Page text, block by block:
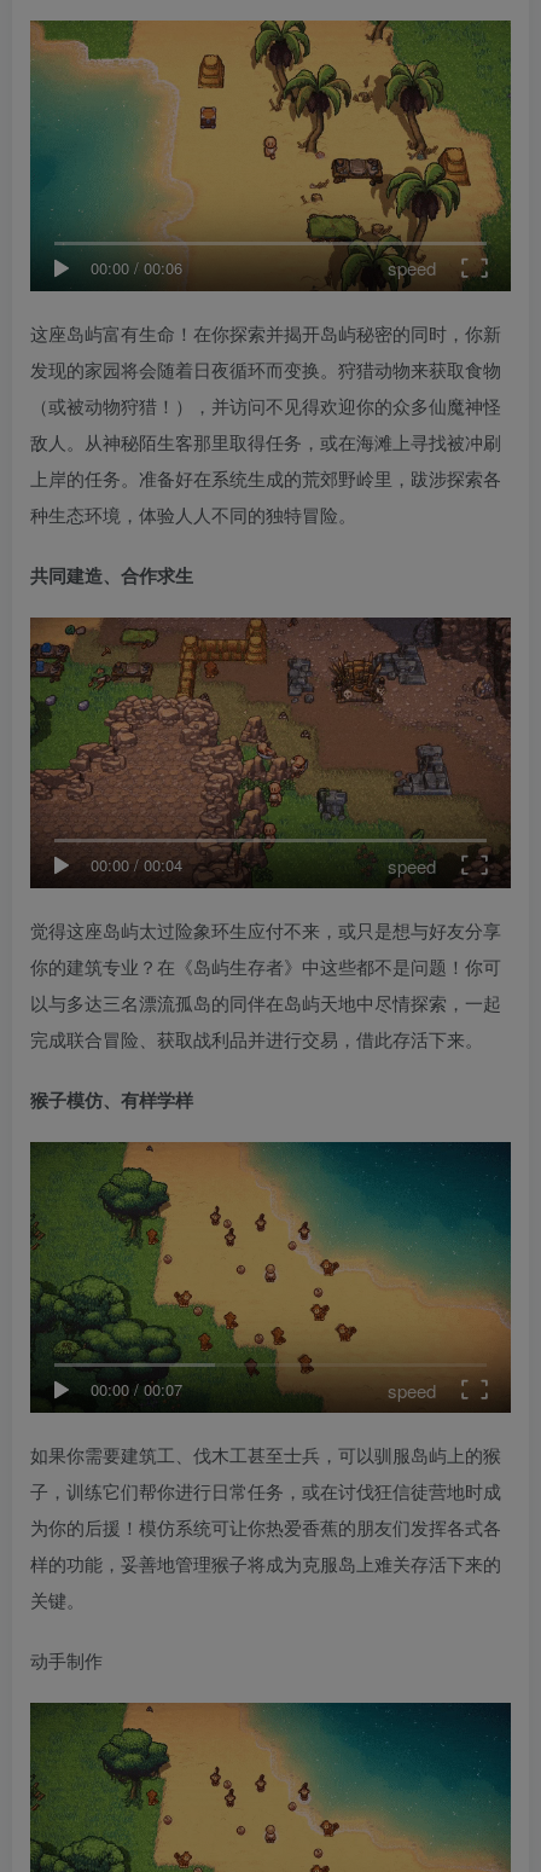
00:00 / 00:06 speed
这座岛屿富有生命！在你探索并揭开岛屿秘密的同时，你新
发现的家园将会随着日夜循环而变换。狩猎动物来获取食物
（或被动物狩猎！），并访问不见得欢迎你的众多仙魔神怪
敌人。从神秘陌生客那里取得任务，或在海滩上寻找被冲刷
上岸的任务。准备好在系统生成的荒郊野岭里，跋涉探索各
种生态环境，体验人人不同的独特冒险。
共同建造、合作求生
00:00/00:04 speed
觉得这座岛屿太过险象环生应付不来，或只是想与好友分享
你的建筑专业？在《岛屿生存者》中这些都不是问题！你可
以与多达三名漂流孤岛的同伴在岛屿天地中尽情探索，一起
完成联合冒险、获取战利品并进行交易，借此存活下来。
猴子模仿、有样学样
00:00 / 00:07 speed
如果你需要建筑工、伐木工甚至士兵，可以驯服岛屿上的猴
子，训练它们帮你进行日常任务，或在讨伐狂信徒营地时成
为你的后援！模仿系统可让你热爱香蕉的朋友们发挥各式各
样的功能，妥善地管理猴子将成为克服岛上难关存活下来的
关键。
动手制作